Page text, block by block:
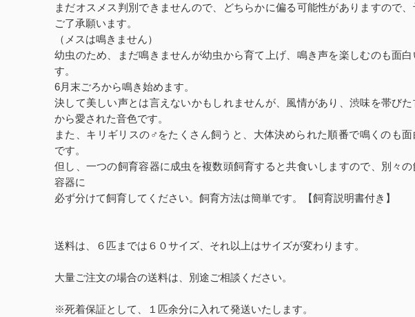
まだオスメス判別できませんので、どちらかに偏る可能性がありますので、
ご了承願います。
（メスは鳴きません）
幼虫のため、まだ鳴きませんが幼虫から育て上げ、鳴き声を楽しむのも面白
す。
6月末ごろから鳴き始めます。
決して美しい声とは言えないかもしれませんが、風情があり、渋味を帯びた
から愛された音色です。
また、キリギリスの♂をたくさん飼うと、大体決められた順番で鳴くのも面
です。
但し、一つの飼育容器に成虫を複数頭飼育すると共食いしますので、別々の
容器に
必ず分けて飼育してください。飼育方法は簡単です。【飼育説明書付き】
送料は、６匹までは６０サイズ、それ以上はサイズが変わります。
大量ご注文の場合の送料は、別途ご相談ください。
※死着保証として、１匹余分に入れて発送いたします。